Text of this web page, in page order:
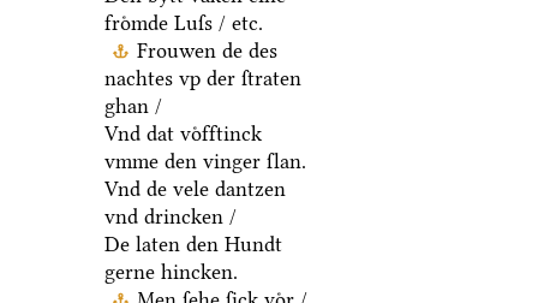
froͤmde Luſs / etc.
Frouwen de des
nachtes vp der ſtraten
ghan /
Vnd dat voͤfftinck
vmme den vinger ſlan.
Vnd de vele dantzen
vnd drincken /
De laten den Hundt
gerne hincken.